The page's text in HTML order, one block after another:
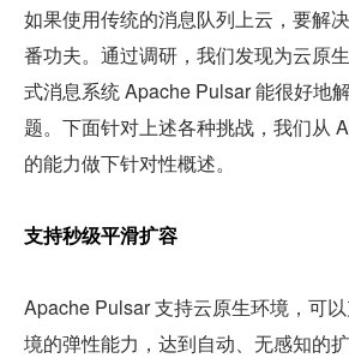
如果使用传统的消息队列上云，要解
番功夫。通过调研，我们发现为云原
式消息系统 Apache Pulsar 能很好地
题。下面针对上述各种挑战，我们从
的能力做下针对性概述。
支持秒级平滑扩容
Apache Pulsar 支持云原生环境，可
境的弹性能力，达到自动、无感知的